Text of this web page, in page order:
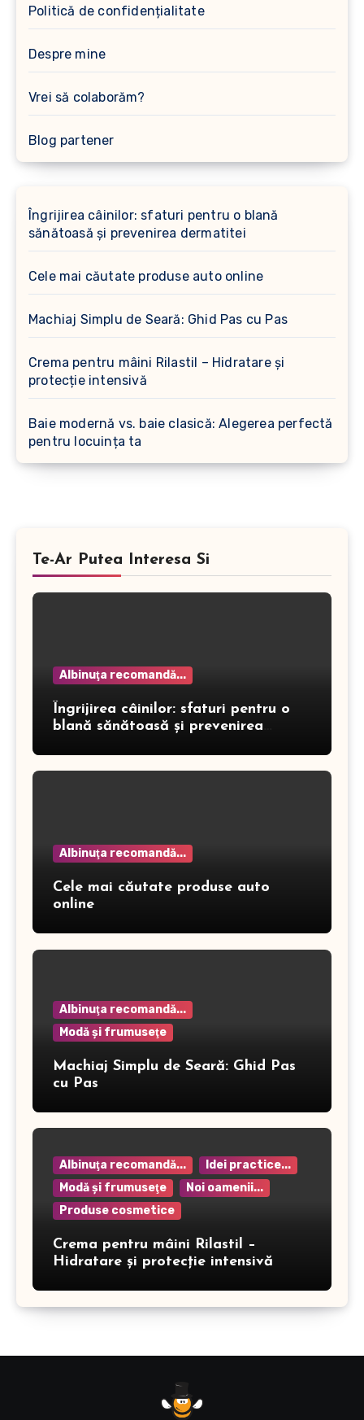
Politică de confidențialitate
Despre mine
Vrei să colaborăm?
Blog partener
Îngrijirea câinilor: sfaturi pentru o blană
sănătoasă și prevenirea dermatitei
Cele mai căutate produse auto online
Machiaj Simplu de Seară: Ghid Pas cu Pas
Crema pentru mâini Rilastil – Hidratare și
protecție intensivă
Baie modernă vs. baie clasică: Alegerea perfectă
pentru locuința ta
Te-Ar Putea Interesa Si
Albinuţa recomandă...
Îngrijirea câinilor: sfaturi pentru o
blană sănătoasă și prevenirea
Albinuţa recomandă...
Cele mai căutate produse auto
online
Albinuţa recomandă...
Modă şi frumuseţe
Machiaj Simplu de Seară: Ghid Pas
cu Pas
Albinuţa recomandă...
Idei practice...
Modă şi frumuseţe
Noi oamenii...
Produse cosmetice
Crema pentru mâini Rilastil –
Hidratare și protecție intensivă